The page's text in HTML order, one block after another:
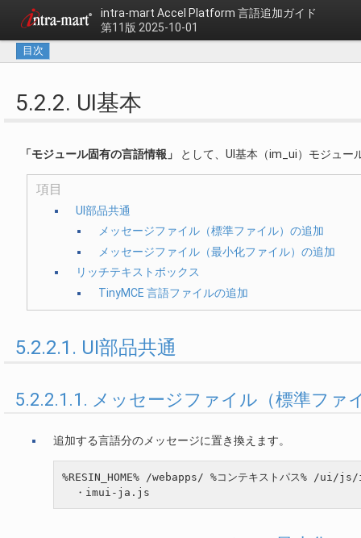
intra-mart Accel Platform 言語追加ガイド
第11版 2025-10-01
目次
5.2.2. UI基本
「モジュール固有の言語情報」 として、UI基本（im_ui）モジュー
項目
UI部品共通
メッセージファイル（標準ファイル）の追加
メッセージファイル（最小化ファイル）の追加
リッチテキストボックス
TinyMCE 言語ファイルの追加
5.2.2.1. UI部品共通
5.2.2.1.1. メッセージファイル（標準ファ
追加する言語分のメッセージに置き換えます。
%RESIN_HOME% /webapps/ %コンテキストパス% /ui/